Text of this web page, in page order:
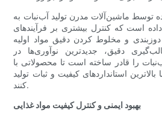
توسط ماشین‌آلات مدرن تولید آب‌نبات به
داده است که کنترل بیشتری بر فرآیندهای
دوزبندی و مخلوط کردن دقیق مواد اولیه
دقیق، جدیدترین نوآوری‌ها در
را قادر ساخته است تا محصولاتی با
استانداردهای کیفیت و ثبات تولید
کنند.
بهبود ایمنی و کنترل کیفیت مواد غذایی